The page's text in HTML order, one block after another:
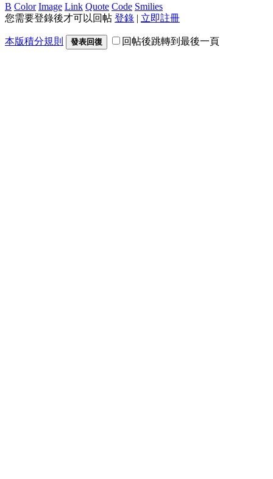
B Color Image Link Quote Code Smilies
您需要登錄後才可以回帖 登錄 | 立即註冊
本版積分規則 發表回復 回帖後跳轉到最後一頁